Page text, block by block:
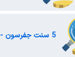
5 سنت جفرسون - یادبود توسعه غرب - سری یک